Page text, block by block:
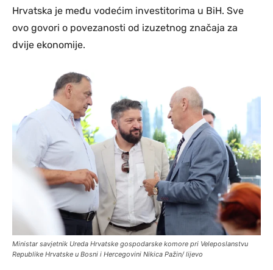
Hrvatska je među vodećim investitorima u BiH. Sve
ovo govori o povezanosti od izuzetnog značaja za
dvije ekonomije.
Ministar savjetnik Ureda Hrvatske gospodarske komore pri Veleposlanstvu
Republike Hrvatske u Bosni i Hercegovini Nikica Pažin/ lijevo